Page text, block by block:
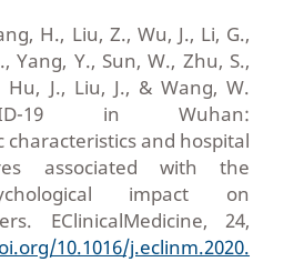
H., Liu, Z., Wu, J., Li, G.,
Yang, Y., Sun, W., Zhu, S.,
Hu, J., Liu, J., & Wang, W.
19 in Wuhan:
characteristics and hospital
associated with the
impact on
EClinicalMedicine, 24,
10.1016/j.eclinm.2020.